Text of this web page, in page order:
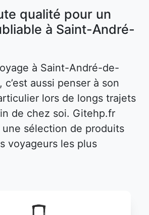
qualité pour un
à Saint-André-
à Saint-André-de-
c’est aussi penser à son
lors de longs trajets
de chez soi. Gitehp.fr
sélection de produits
voyageurs les plus